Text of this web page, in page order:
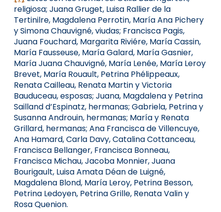
religiosa; Juana Gruget, Luisa Rallier de la
Tertinilre, Magdalena Perrotin, María Ana Pichery
y Simona Chauvigné, viudas; Francisca Pagis,
Juana Fouchard, Margarita Riviére, María Cassin,
María Fausseuse, María Galard, María Gasnier,
María Juana Chauvigné, María Lenée, María Leroy
Brevet, María Rouault, Petrina Phélippeaux,
Renata Cailleau, Renata Martin y Victoria
Bauduceau, esposas; Juana, Magdalena y Petrina
Sailland d’Espinatz, hermanas; Gabriela, Petrina y
Susanna Androuin, hermanas; María y Renata
Grillard, hermanas; Ana Francisca de Villencuye,
Ana Hamard, Carla Davy, Catalina Cottanceau,
Francisca Bellanger, Francisca Bonneau,
Francisca Michau, Jacoba Monnier, Juana
Bourigault, Luisa Amata Déan de Luigné,
Magdalena Blond, María Leroy, Petrina Besson,
Petrina Ledoyen, Petrina Grille, Renata Valin y
Rosa Quenion.